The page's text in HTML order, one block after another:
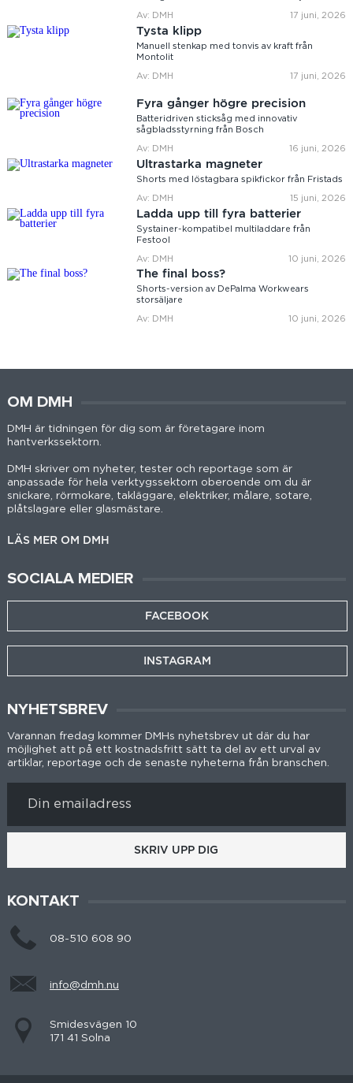
Av: DMH 17 juni, 2026
Tysta klipp
Manuell stenkap med tonvis av kraft från
Montolit
Av: DMH 17 juni, 2026
Fyra gånger högre precision
Batteridriven sticksåg med innovativ
sågbladsstyrning från Bosch
Av: DMH 16 juni, 2026
Ultrastarka magneter
Shorts med löstagbara spikfickor från Fristads
Av: DMH 15 juni, 2026
Ladda upp till fyra batterier
Systainer-kompatibel multiladdare från
Festool
Av: DMH 10 juni, 2026
The final boss?
Shorts-version av DePalma Workwears
storsäljare
Av: DMH 10 juni, 2026
OM DMH
DMH är tidningen för dig som är företagare inom
hantverkssektorn.
DMH skriver om nyheter, tester och reportage som är
anpassade för hela verktygssektorn oberoende om du är
snickare, rörmokare, takläggare, elektriker, målare, sotare,
plåtslagare eller glasmästare.
LÄS MER OM DMH
SOCIALA MEDIER
FACEBOOK
INSTAGRAM
NYHETSBREV
Varannan fredag kommer DMHs nyhetsbrev ut där du har
möjlighet att på ett kostnadsfritt sätt ta del av ett urval av
artiklar, reportage och de senaste nyheterna från branschen.
SKRIV UPP DIG
KONTAKT
08-510 608 90
info@dmh.nu
Smidesvägen 10
171 41 Solna